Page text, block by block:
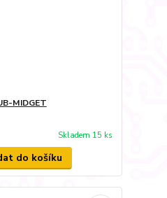
MIDGET
Skladem 15 ks
do košíku